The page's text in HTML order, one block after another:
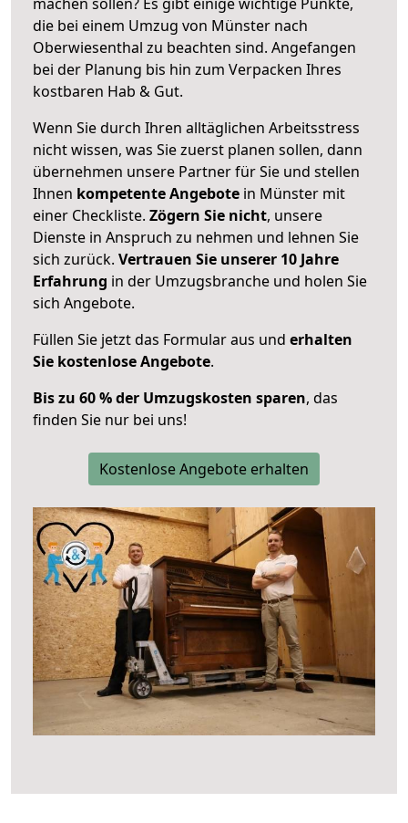
die bei einem Umzug von Münster nach
Oberwiesenthal zu beachten sind. Angefangen
bei der Planung bis hin zum Verpacken Ihres
kostbaren Hab & Gut.
Wenn Sie durch Ihren alltäglichen Arbeitsstress
nicht wissen, was Sie zuerst planen sollen, dann
übernehmen unsere Partner für Sie und stellen
Ihnen kompetente Angebote in Münster mit
einer Checkliste. Zögern Sie nicht, unsere
Dienste in Anspruch zu nehmen und lehnen Sie
sich zurück. Vertrauen Sie unserer 10 Jahre
Erfahrung in der Umzugsbranche und holen Sie
sich Angebote.
Füllen Sie jetzt das Formular aus und erhalten
Sie kostenlose Angebote.
Bis zu 60 % der Umzugskosten sparen, das
finden Sie nur bei uns!
Kostenlose Angebote erhalten